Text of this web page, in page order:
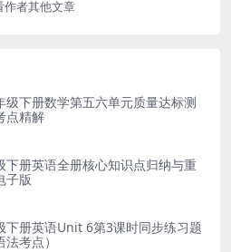
作者其他文章
级下册数学第五六单元质量达标测
点精解
下册英语全册核心知识点归纳与重
子版
下册英语Unit 6第3课时同步练习题
考点）